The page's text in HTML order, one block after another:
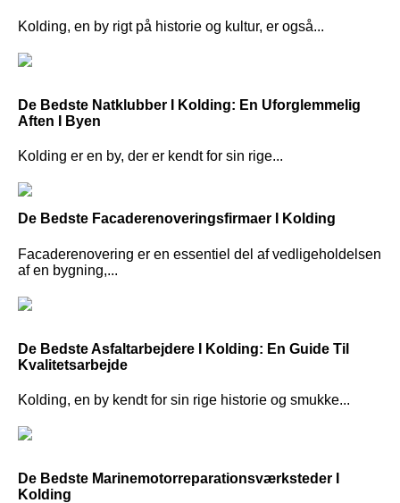
Kolding, en by rigt på historie og kultur, er også...
De Bedste Natklubber I Kolding: En Uforglemmelig
Aften I Byen
Kolding er en by, der er kendt for sin rige...
De Bedste Facaderenoveringsfirmaer I Kolding
Facaderenovering er en essentiel del af vedligeholdelsen
af en bygning,...
De Bedste Asfaltarbejdere I Kolding: En Guide Til
Kvalitetsarbejde
Kolding, en by kendt for sin rige historie og smukke...
De Bedste Marinemotorreparationsværksteder I
Kolding